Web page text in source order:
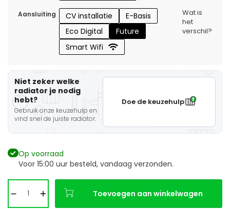
Aansluiting CV installatie
E-Basis
Eco Digital
Future
Smart Wifi
Wat is
het
verschil?
Niet zeker welke
radiator je nodig
hebt?
Gebruik onze keuzehulp en
vind snel de juiste radiator.
Doe de keuzehulp
Op voorraad
Voor 15:00 uur besteld, vandaag verzonden.
Toevoegen aan winkelwagen